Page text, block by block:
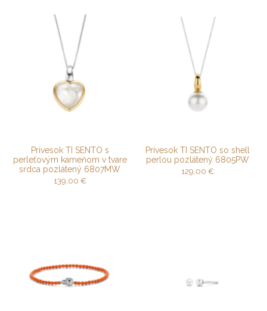
Prívesok TI SENTO s
perleťovým kameňom v tvare
srdca pozlátený 6807MW
139,00 €
Prívesok TI SENTO so shell
perlou pozlátený 6805PW
129,00 €